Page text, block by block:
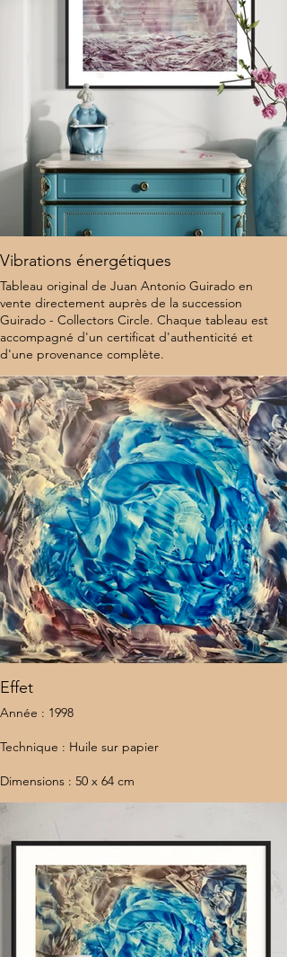
Vibrations énergétiques
Tableau original de Juan Antonio Guirado en
vente directement auprès de la succession
Guirado - Collectors Circle. Chaque tableau est
accompagné d'un certificat d'authenticité et
d'une provenance complète.
8 000 $
Effet
Année : 1998
Technique : Huile sur papier
Dimensions : 50 x 64 cm
Lieu : États-Unis